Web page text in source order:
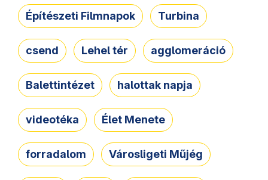
Építészeti Filmnapok Turbina
csend Lehel tér agglomeráció
Balettintézet halottak napja
videotéka Élet Menete
forradalom Városligeti Műjég